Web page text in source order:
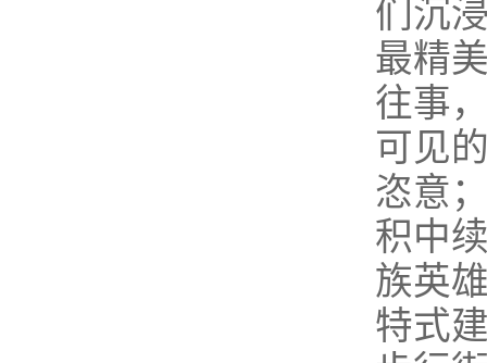
们沉
最精
往事
可见
恣意
积中
族英
特式